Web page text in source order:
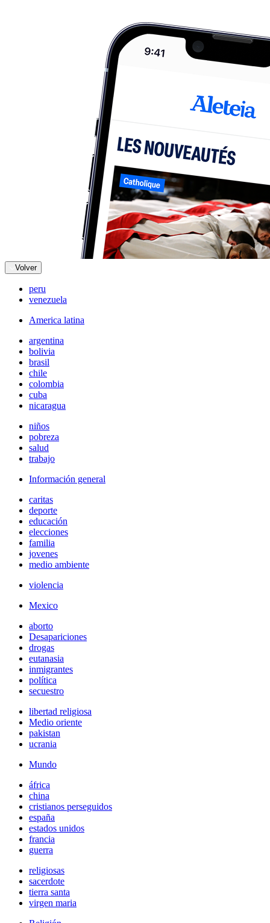
Volver
peru
venezuela
America latina
argentina
bolivia
brasil
chile
colombia
cuba
nicaragua
niños
pobreza
salud
trabajo
Información general
caritas
deporte
educación
elecciones
familia
jovenes
medio ambiente
violencia
Mexico
aborto
Desapariciones
drogas
eutanasia
inmigrantes
política
secuestro
libertad religiosa
Medio oriente
pakistan
ucrania
Mundo
áfrica
china
cristianos perseguidos
españa
estados unidos
francia
guerra
religiosas
sacerdote
tierra santa
virgen maria